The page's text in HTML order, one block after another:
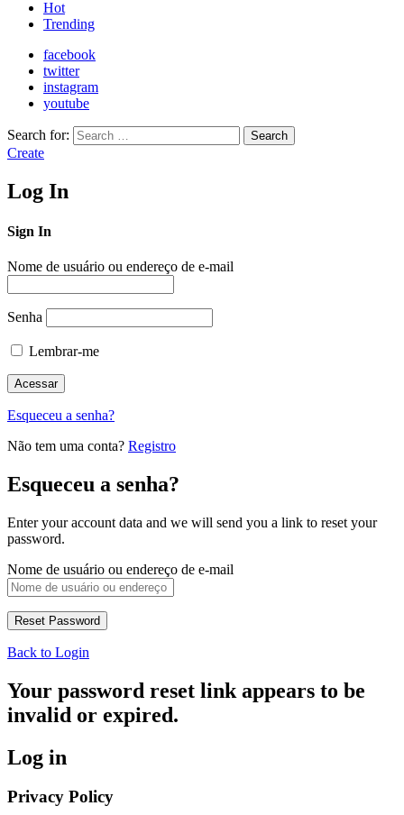
Hot
Trending
facebook
twitter
instagram
youtube
Search for: Search
Create
Log In
Sign In
Nome de usuário ou endereço de e-mail
Senha
Lembrar-me
Esqueceu a senha?
Não tem uma conta? Registro
Esqueceu a senha?
Enter your account data and we will send you a link to reset your
password.
Nome de usuário ou endereço de e-mail
Back to Login
Your password reset link appears to be
invalid or expired.
Log in
Privacy Policy